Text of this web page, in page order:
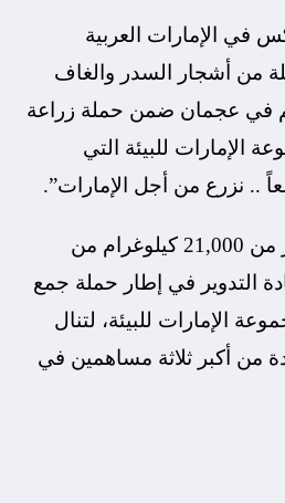
في الإمارات العربية
بزراعة 11 شتلة من أشجار السدر والغاف
في عجمان ضمن حملة زراعة
الإمارات للبيئة التي
.. نزرع من أجل الإمارات”.
وجمع الفريق أيضاً أكثر من 21,000 كيلوغرام من
التدوير في إطار حملة جمع
الإمارات للبيئة، لتنال
من أكبر ثلاثة مساهمين في